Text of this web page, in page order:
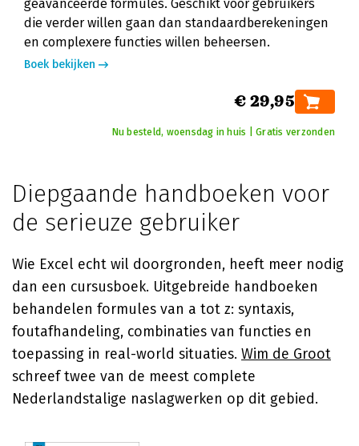
geavanceerde formules. Geschikt voor gebruikers
die verder willen gaan dan standaardberekeningen
en complexere functies willen beheersen.
Boek bekijken
€ 29,95
Nu besteld, woensdag in huis | Gratis verzonden
Diepgaande handboeken voor
de serieuze gebruiker
Wie Excel echt wil doorgronden, heeft meer nodig
dan een cursusboek. Uitgebreide handboeken
behandelen formules van a tot z: syntaxis,
foutafhandeling, combinaties van functies en
toepassing in real-world situaties. Wim de Groot
schreef twee van de meest complete
Nederlandstalige naslagwerken op dit gebied.